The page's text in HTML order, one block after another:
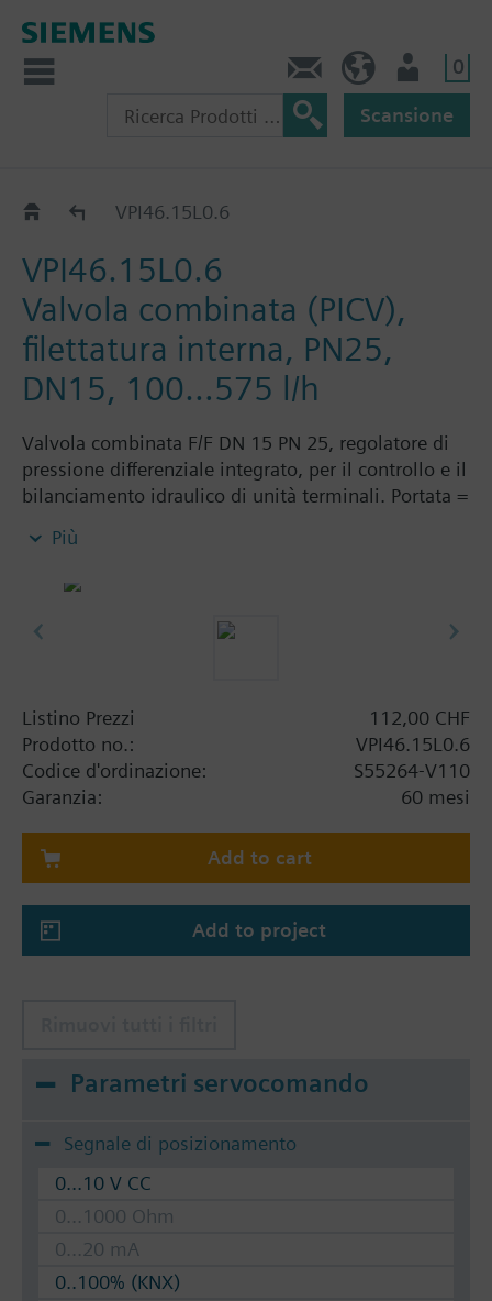
0
Scansione
VPI46..VPI46.15L0.6
VPI46.15L0.6
Valvola combinata (PICV),
filettatura interna, PN25,
DN15, 100…575 l/h
Valvola combinata F/F DN 15 PN 25, regolatore di
pressione differenziale integrato, per il controllo e il
bilanciamento idraulico di unità terminali. Portata =
Più
Listino Prezzi
112,00 CHF
Prodotto no.:
VPI46.15L0.6
Codice d'ordinazione:
S55264-V110
Garanzia:
60 mesi
Add to cart
Add to project
Parametri servocomando
Segnale di posizionamento
0...10 V CC
0...1000 Ohm
0...20 mA
0..100% (KNX)